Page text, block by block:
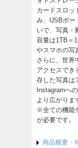
カードスロッ
み、USBポー
いで、写真・
容量は1TB＝
やスマホの写
さらに、世界
アクセスでき
存した写真は
Instagramへ
より広がりま
※全ての機能
が必要です。
商品概要・